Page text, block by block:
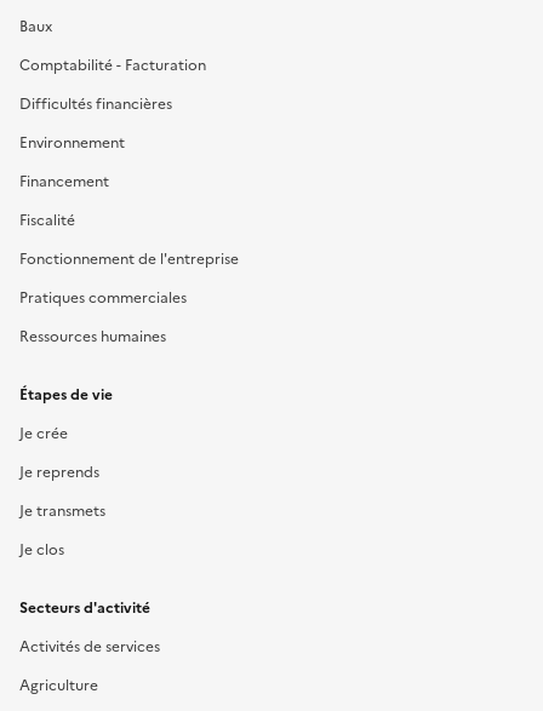
Baux
Comptabilité - Facturation
Difficultés financières
Environnement
Financement
Fiscalité
Fonctionnement de l'entreprise
Pratiques commerciales
Ressources humaines
Étapes de vie
Je crée
Je reprends
Je transmets
Je clos
Secteurs d'activité
Activités de services
Agriculture